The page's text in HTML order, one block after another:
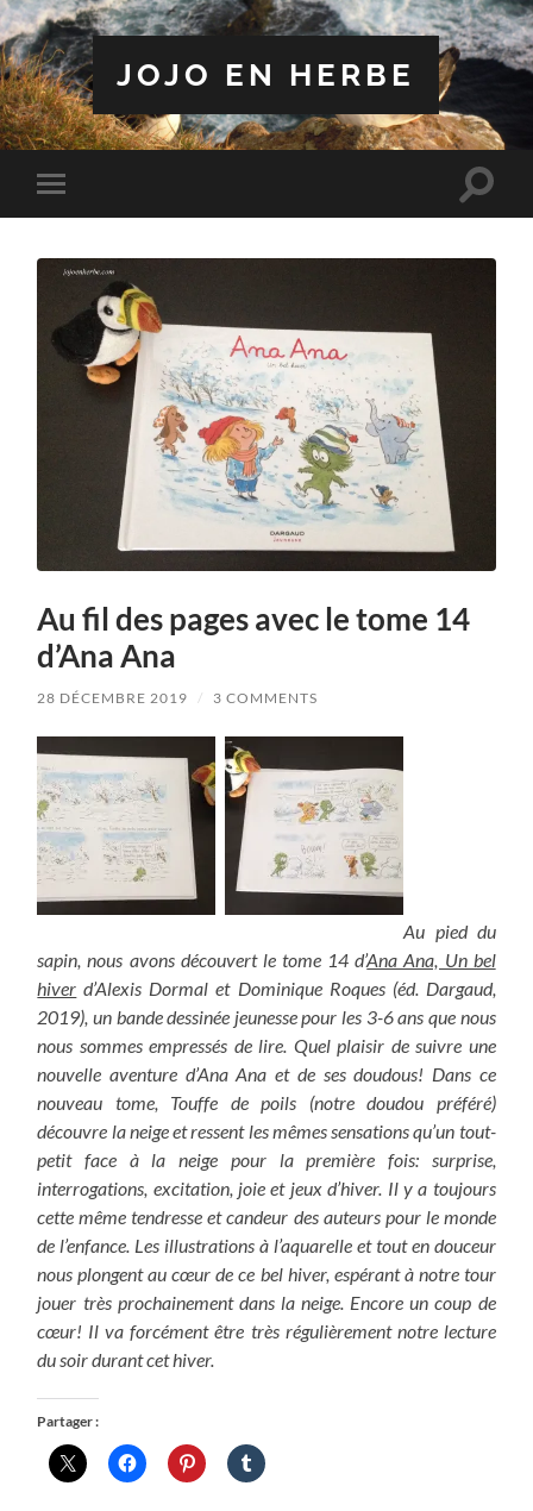
JOJO EN HERBE
Toggle
mobile
Toggle
Au fil des pages avec le tome 14
d’Ana Ana
28 DÉCEMBRE 2019 / 3 COMMENTS
Au pied du
sapin, nous avons découvert le tome 14 d’Ana Ana, Un bel
hiver d’Alexis Dormal et Dominique Roques (éd. Dargaud,
2019), un bande dessinée jeunesse pour les 3-6 ans que nous
nous sommes empressés de lire. Quel plaisir de suivre une
nouvelle aventure d’Ana Ana et de ses doudous! Dans ce
nouveau tome, Touffe de poils (notre doudou préféré)
découvre la neige et ressent les mêmes sensations qu’un tout-
petit face à la neige pour la première fois: surprise,
interrogations, excitation, joie et jeux d’hiver. Il y a toujours
cette même tendresse et candeur des auteurs pour le monde
de l’enfance. Les illustrations à l’aquarelle et tout en douceur
nous plongent au cœur de ce bel hiver, espérant à notre tour
jouer très prochainement dans la neige. Encore un coup de
cœur! Il va forcément être très régulièrement notre lecture
du soir durant cet hiver.
Partager :